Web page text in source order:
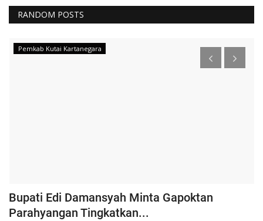
RANDOM POSTS
Pemkab Kutai Kartanegara
Bupati Edi Damansyah Minta Gapoktan
Parahyangan Tingkatkan...